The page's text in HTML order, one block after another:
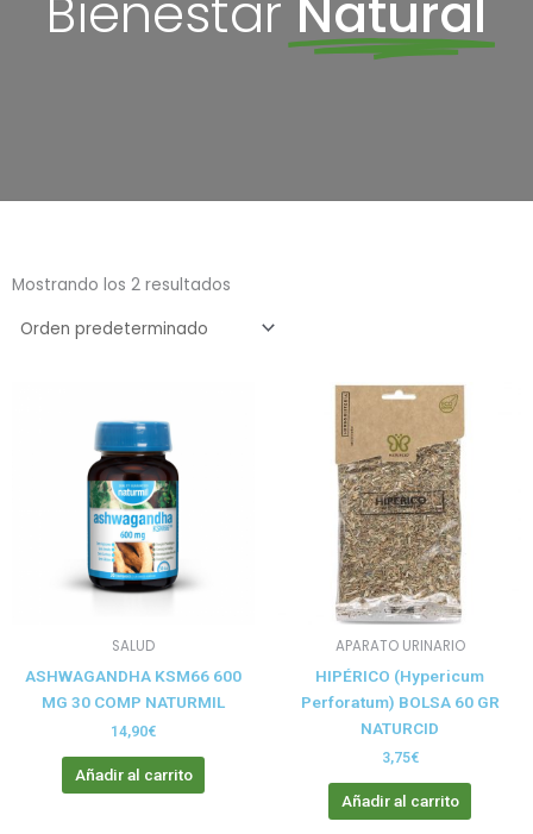
Bienestar Natural
Mostrando los 2 resultados
SALUD
ASHWAGANDHA KSM66 600
MG 30 COMP NATURMIL
14,90€
Añadir al carrito
APARATO URINARIO
HIPÉRICO (Hypericum
Perforatum) BOLSA 60 GR
NATURCID
3,75€
Añadir al carrito